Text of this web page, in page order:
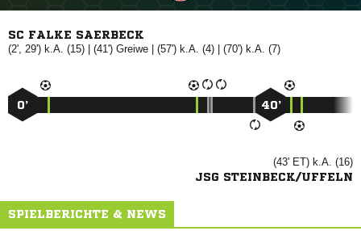
SC FALKE SAERBECK
(2', 29') k.A. (15) | (41')  | (57') k.A. (4) | (70') k.A. (7)
0’ 40’
(43' ET) k.A. (16)
JSG STEINBECK/UFFELN
SPIELBERICHTE & NEWS